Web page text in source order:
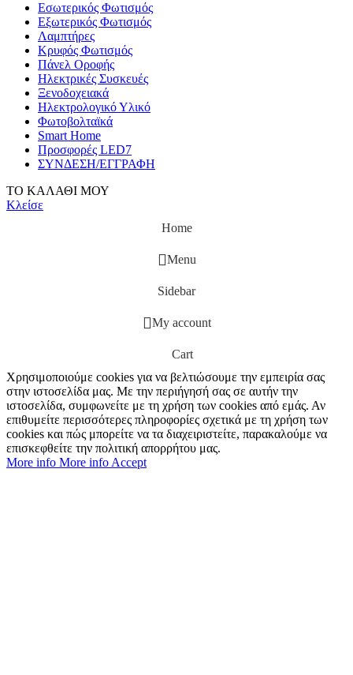
Εσωτερικός Φωτισμός
Εξωτερικός Φωτισμός
Λαμπτήρες
Κρυφός Φωτισμός
Πάνελ Οροφής
Ηλεκτρικές Συσκευές
Ξενοδοχειακά
Ηλεκτρολογικό Υλικό
Φωτοβολταϊκά
Smart Home
Προσφορές LED7
ΣΥΝΔΕΣΗ/ΕΓΓΡΑΦΗ
ΤΟ ΚΑΛΑΘΙ ΜΟΥ
Κλείσε
Home
Menu
Sidebar
My account
Cart
Χρησιμοποιούμε cookies για να βελτιώσουμε την εμπειρία σας
στην ιστοσελίδα μας. Με την περιήγησή σας σε αυτήν την
ιστοσελίδα, συμφωνείτε με τη χρήση των cookies από εμάς. Αν
επιθυμείτε περισσότερες πληροφορίες σχετικά με τη χρήση των
cookies και πώς μπορείτε να τα διαχειριστείτε, παρακαλούμε να
επισκεφθείτε την πολιτική απορρήτου μας.
More info More info Accept